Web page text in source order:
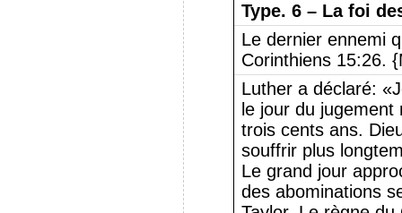
Type. 6 – La foi
Le dernier ennemi
Corinthiens 15:26.
Luther a déclaré:
le jour du
trois cents ans.
souffrir plus
Le grand jour
des abominations